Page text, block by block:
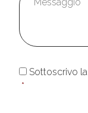
Consenso
Sottoscrivo la
*